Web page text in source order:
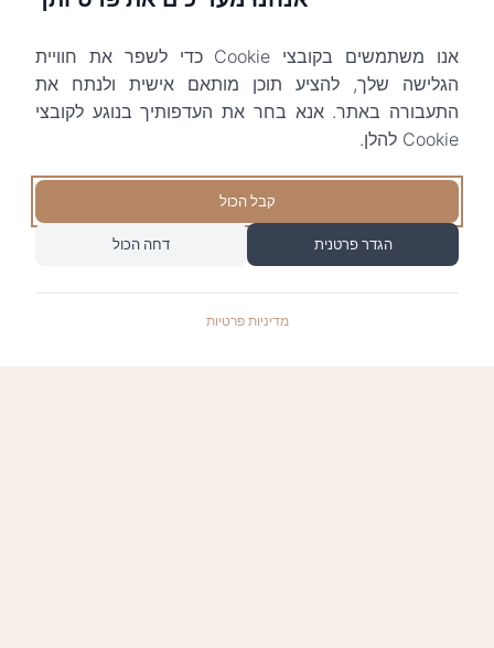
אנו משתמשים בקובצי Cookie כדי לשפר את חוויית
הגלישה שלך, להציע תוכן מותאם אישית ולנתח את
התעבורה באתר. אנא בחר את העדפותיך בנוגע לקובצי
Cookie להלן.
קבל הכול
הגדר פרטנית דחה הכול
מדיניות פרטיות